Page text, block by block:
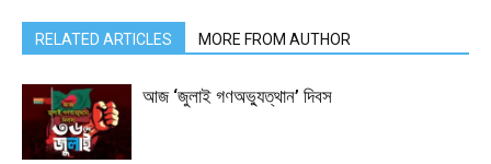
RELATED ARTICLES MORE FROM AUTHOR
আজ ‘জুলাই গণঅভ্যুত্থান’ দিবস